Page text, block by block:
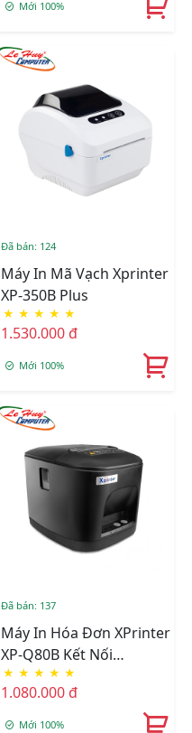
Mới 100%
Đã bán: 124
Máy In Mã Vạch Xprinter
XP-350B Plus
★ ★ ★ ★ ★
1.530.000 đ
Mới 100%
Đã bán: 137
Máy In Hóa Đơn XPrinter
XP-Q80B Kết Nối
USB/LAN
★ ★ ★ ★ ★
1.080.000 đ
Mới 100%